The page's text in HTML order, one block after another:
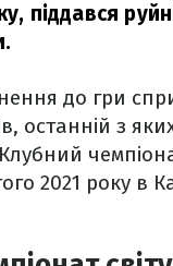
піддався
до гри
останній з
2021 року в